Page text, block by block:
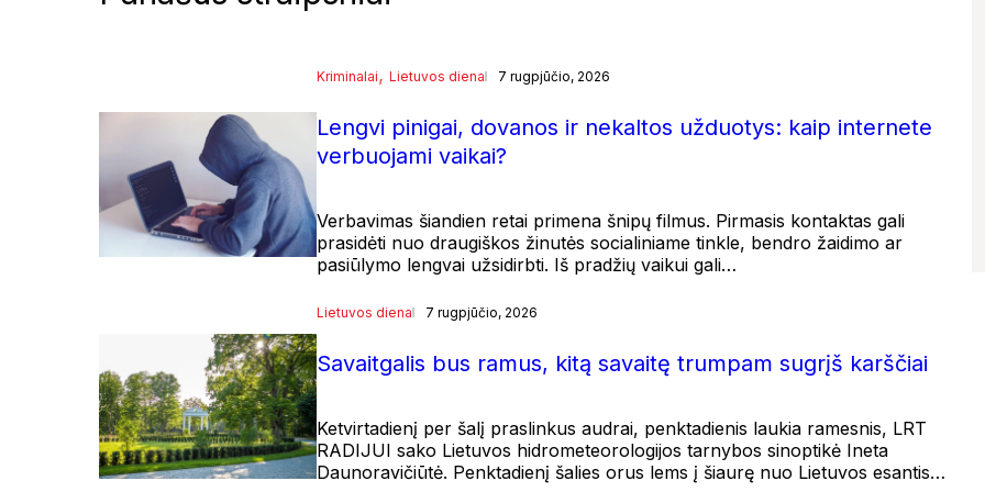
Kriminalai, Lietuvos diena 7 rugpjūčio, 2026
Lengvi pinigai, dovanos ir nekaltos užduotys: kaip internete
verbuojami vaikai?
Verbavimas šiandien retai primena šnipų filmus. Pirmasis kontaktas gali
prasidėti nuo draugiškos žinutės socialiniame tinkle, bendro žaidimo ar
pasiūlymo lengvai užsidirbti. Iš pradžių vaikui gali…
Lietuvos diena 7 rugpjūčio, 2026
Savaitgalis bus ramus, kitą savaitę trumpam sugrįš karščiai
Ketvirtadienį per šalį praslinkus audrai, penktadienis laukia ramesnis, LRT
RADIJUI sako Lietuvos hidrometeorologijos tarnybos sinoptikė Ineta
Daunoravičiūtė. Penktadienį šalies orus lems į šiaurę nuo Lietuvos esantis…